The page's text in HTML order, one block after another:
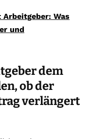
Was
und
dem
ob der
verlängert